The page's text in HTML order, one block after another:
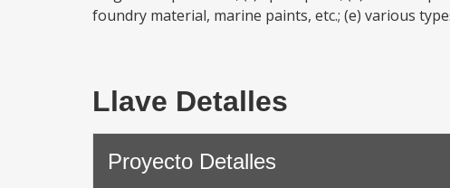
foundry material, marine paints, etc.; (e) various
Llave Detalles
Proyecto Detalles